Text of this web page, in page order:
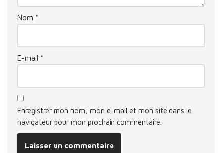
Nom *
E-mail *
Enregistrer mon nom, mon e-mail et mon site dans le
navigateur pour mon prochain commentaire.